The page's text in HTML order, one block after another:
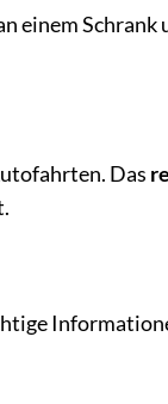
einem Schrank
Das